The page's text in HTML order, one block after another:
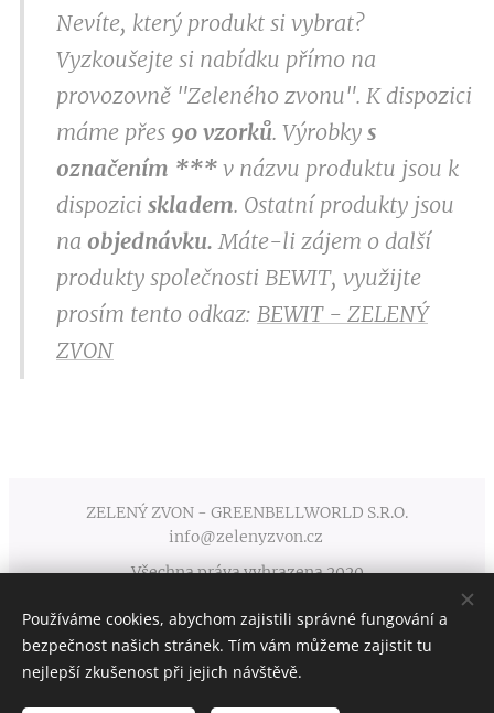
Nevíte, který produkt si vybrat?
Vyzkoušejte si nabídku přímo na
provozovně "Zeleného zvonu". K dispozici
máme přes 90 vzorků. Výrobky s
označením *** v názvu produktu jsou k
dispozici skladem. Ostatní produkty jsou
na objednávku. Máte-li zájem o další
produkty společnosti BEWIT, využijte
prosím tento odkaz: BEWIT - ZELENÝ
ZVON
ZELENÝ ZVON - GREENBELLWORLD S.R.O.
info@zelenyzvon.cz
Všechna práva vyhrazena 2020
Obchodní podmínky Cookies
Používáme cookies, abychom zajistili správné fungování a
bezpečnost našich stránek. Tím vám můžeme zajistit tu
nejlepší zkušenost při jejich návštěvě.